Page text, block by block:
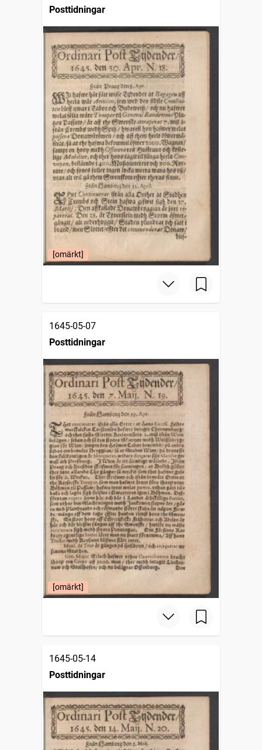
Posttidningar
[omärkt]
1645-05-07
Posttidningar
[omärkt]
1645-05-14
Posttidningar